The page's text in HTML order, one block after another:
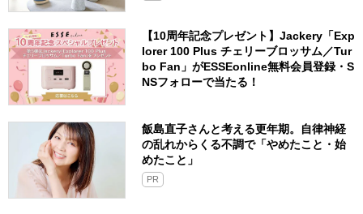
【10周年記念プレゼント】Jackery「Exp
lorer 100 Plus チェリーブロッサム／Tur
bo Fan」がESSEonline無料会員登録・S
NSフォローで当たる！
飯島直子さんと考える更年期。自律神経
の乱れからくる不調で「やめたこと・始
めたこと」
PR